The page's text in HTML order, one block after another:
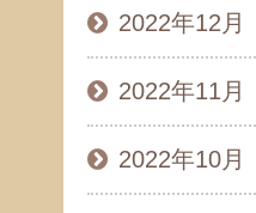
2022年12月
2022年11月
2022年10月